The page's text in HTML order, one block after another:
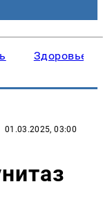
Здоровье
01.03.2025, 03:00